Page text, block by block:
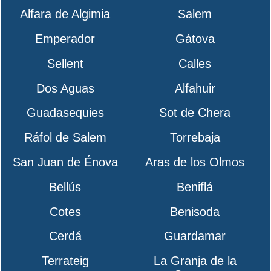
Alfara de Algimia
Salem
Emperador
Gátova
Sellent
Calles
Dos Aguas
Alfahuir
Guadasequies
Sot de Chera
Ráfol de Salem
Torrebaja
San Juan de Énova
Aras de los Olmos
Bellús
Beniflá
Cotes
Benisoda
Cerdá
Guardamar
Terrateig
La Granja de la